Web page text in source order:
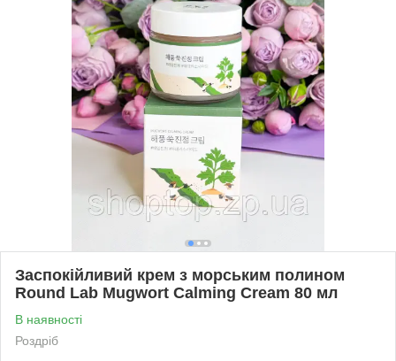
Заспокійливий крем з морським полином
Round Lab Mugwort Calming Cream 80 мл
В наявності
Роздріб